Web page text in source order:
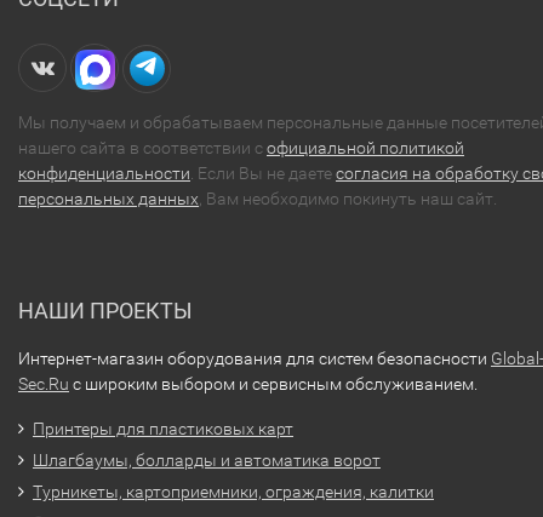
Мы получаем и обрабатываем персональные данные
нашего сайта в соответствии софициальной политикой
конфиденциальности . Если Вы не даетесогласия на обработку
персональных данных , Вам необходимо покинуть наш сайт.
НАШИ ПРОЕКТЫ
Интернет-магазин оборудования для систем безопасности Global-
Sec.Ru с широким выбором и сервисным обслуживанием.
Принтеры для пластиковых карт
Шлагбаумы, болларды и автоматика ворот
Турникеты, картоприемники, ограждения, калитки